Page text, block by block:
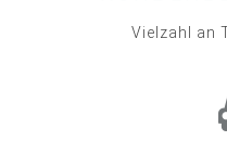
Vielzahl an